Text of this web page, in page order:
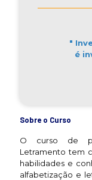
"
é
Sobre o Curso
O curso de
Letramento tem
habilidades e
alfabetização e